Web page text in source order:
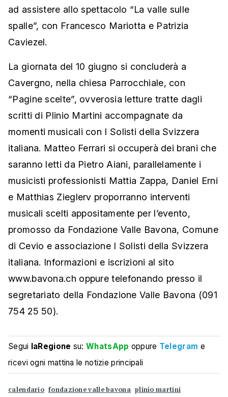
ad assistere allo spettacolo “La valle sulle
spalle”, con Francesco Mariotta e Patrizia
Caviezel.
La giornata del 10 giugno si concluderà a
Cavergno, nella chiesa Parrocchiale, con
“Pagine scelte”, ovverosia letture tratte dagli
scritti di Plinio Martini accompagnate da
momenti musicali con I Solisti della Svizzera
italiana. Matteo Ferrari si occuperà dei brani che
saranno letti da Pietro Aiani, parallelamente i
musicisti professionisti Mattia Zappa, Daniel Erni
e Matthias Zieglerv proporranno interventi
musicali scelti appositamente per l’evento,
promosso da Fondazione Valle Bavona, Comune
di Cevio e associazione I Solisti della Svizzera
italiana. Informazioni e iscrizioni al sito
www.bavona.ch oppure telefonando presso il
segretariato della Fondazione Valle Bavona (091
754 25 50).
Segui laRegione su:WhatsApp oppure Telegram e
ricevi ogni mattina le notizie principali
calendario fondazione valle bavona plinio martini